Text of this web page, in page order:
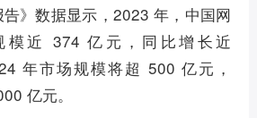
》数据显示，2023 年，中国网
模近 374 亿元，同比增长近
年市场规模将超 500 亿元，
亿元。